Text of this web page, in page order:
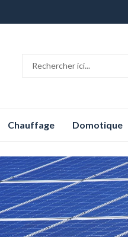
Chauffage Domotique